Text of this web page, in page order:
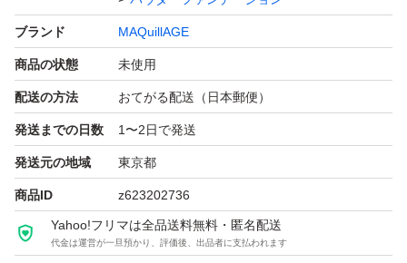
ブランド MAQuillAGE
商品の状態 未使用
配送の方法 おてがる配送（日本郵便）
発送までの日数 1〜2日で発送
発送元の地域 東京都
商品ID z623202736
Yahoo!フリマは全品送料無料・匿名配送
代金は運営が一旦預かり、評価後、出品者に支払われます